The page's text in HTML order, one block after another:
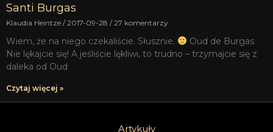
Santi Burgas
Klaudia Heintze 2017-09-28 27 komentarzy
Wiem, że na niego czekaliście. Słusznie.
Oud de Burgas
Nie lękajcie się! A jeśliście lękliwi, to trudno – trzymajcie się z
daleka od Oud
Czytaj więcej »
Artykuły